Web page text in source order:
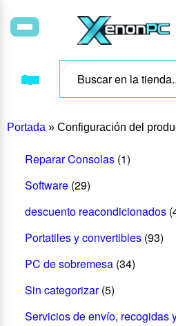
Portada » Configuración del
Reparar Consolas (1)
Software (29)
descuento reacondicionados
Portatiles y convertibles (93)
PC de sobremesa (34)
Sin categorizar (5)
Servicios de envío, recogidas